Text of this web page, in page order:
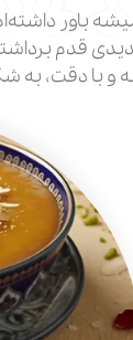
باور
قدم
و با دقت،